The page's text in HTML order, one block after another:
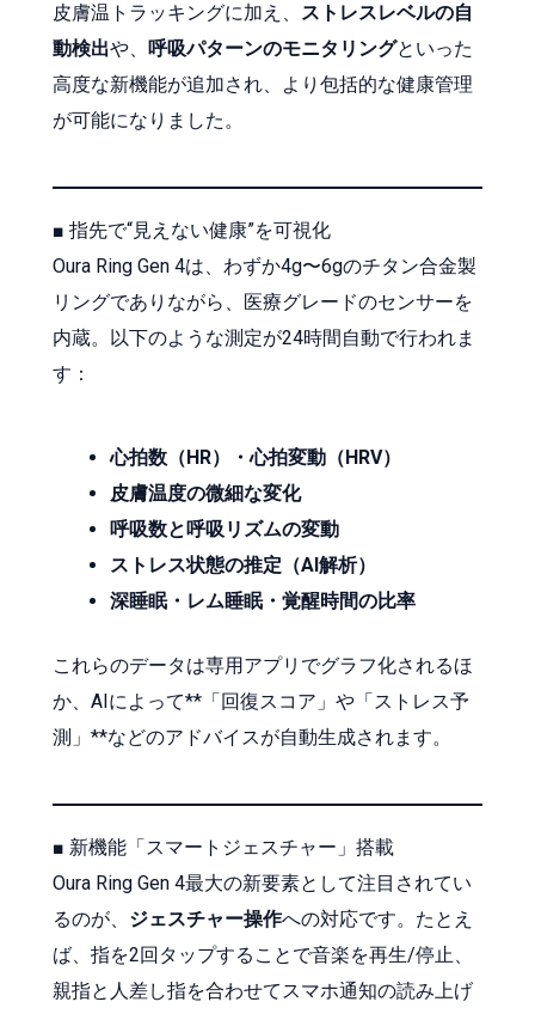
皮膚温トラッキングに加え、 ストレスレベルの自
動検出や、 呼吸パターンのモニタリングといった
高度な新機能が追加され、より包括的な健康管理
が可能になりました。
■ 指先で“見えない健康”を可視化
Oura Ring Gen 4は、わずか4g〜6gのチタン合金製
リングでありながら、医療グレードのセンサーを
内蔵。以下のような測定が24時間自動で行われま
す：
心拍数（HR）・心拍変動（HRV）
皮膚温度の微細な変化
呼吸数と呼吸リズムの変動
ストレス状態の推定（AI解析）
深睡眠・レム睡眠・覚醒時間の比率
これらのデータは専用アプリでグラフ化されるほ
か、AIによって**「回復スコア」や「ストレス予
測」**などのアドバイスが自動生成されます。
■ 新機能「スマートジェスチャー」搭載
Oura Ring Gen 4最大の新要素として注目されてい
るのが、 ジェスチャー操作への対応です。たとえ
ば、指を2回タップすることで音楽を再生/停止、
親指と人差し指を合わせてスマホ通知の読み上げ